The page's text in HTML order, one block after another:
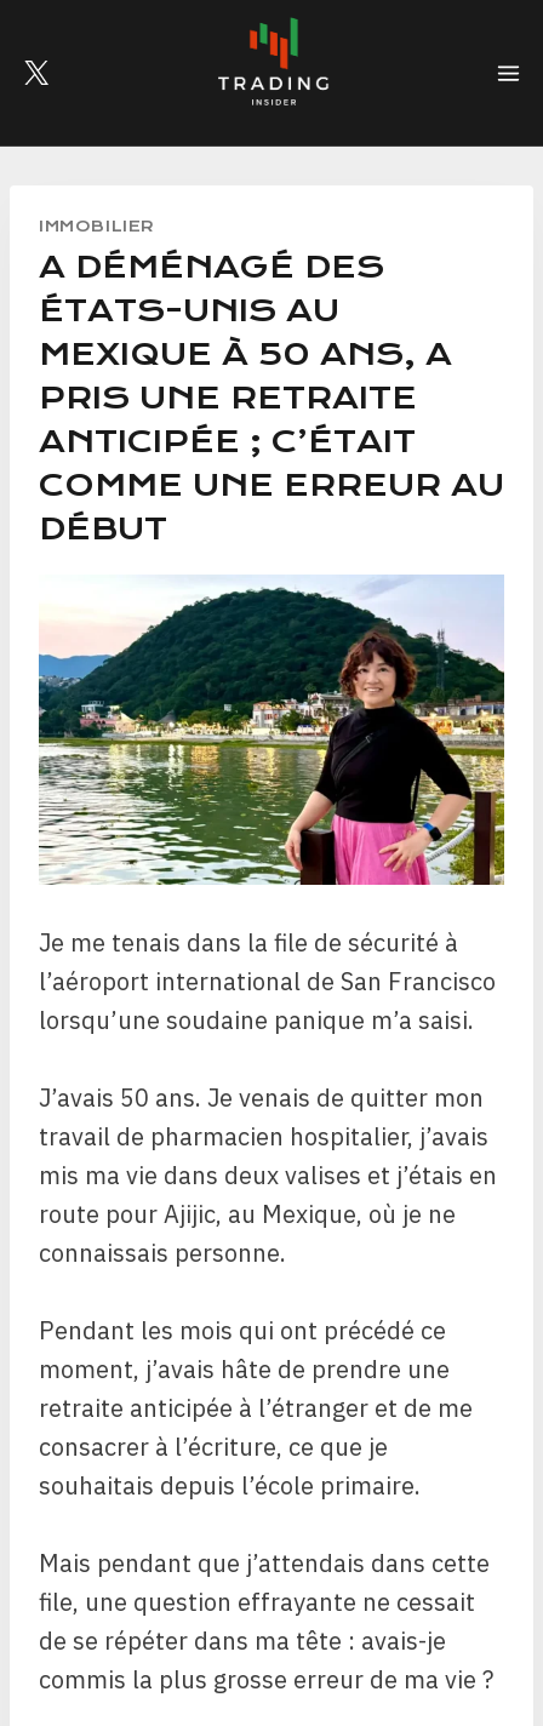
content
IMMOBILIER
A DÉMÉNAGÉ DES
ÉTATS-UNIS AU
MEXIQUE À 50 ANS, A
PRIS UNE RETRAITE
ANTICIPÉE ; C’ÉTAIT
COMME UNE ERREUR AU
DÉBUT
Je me tenais dans la file de sécurité à
l’aéroport international de San Francisco
lorsqu’une soudaine panique m’a saisi.
J’avais 50 ans. Je venais de quitter mon
travail de pharmacien hospitalier, j’avais
mis ma vie dans deux valises et j’étais en
route pour Ajijic, au Mexique, où je ne
connaissais personne.
Pendant les mois qui ont précédé ce
moment, j’avais hâte de prendre une
retraite anticipée à l’étranger et de me
consacrer à l’écriture, ce que je
souhaitais depuis l’école primaire.
Mais pendant que j’attendais dans cette
file, une question effrayante ne cessait
de se répéter dans ma tête : avais-je
commis la plus grosse erreur de ma vie ?